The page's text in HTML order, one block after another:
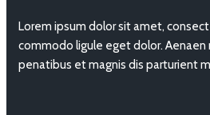
Lorem ipsum dolor sit amet,
commodo ligule eget dolor. Aenaen
penatibus et magnis dis parturient